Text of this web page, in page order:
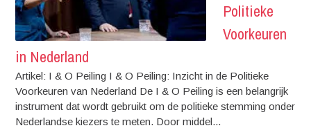
Politieke
Voorkeuren
in Nederland
Artikel: I & O Peiling I & O Peiling: Inzicht in de Politieke
Voorkeuren van Nederland De I & O Peiling is een belangrijk
instrument dat wordt gebruikt om de politieke stemming onder
Nederlandse kiezers te meten. Door middel...